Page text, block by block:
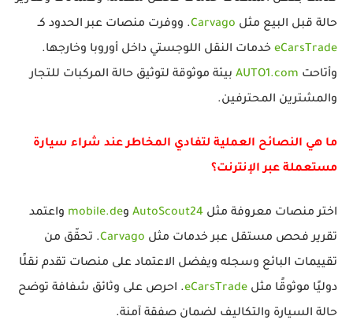
حالة قبل البيع مثل Carvago. ووفرت منصات عبر الحدود كـ
eCarsTrade خدمات النقل اللوجستي داخل أوروبا وخارجها.
وأتاحت AUTO1.com بيئة موثوقة لتوثيق حالة المركبات للتجار
والمشترين المحترفين.
ما هي النصائح العملية لتفادي المخاطر عند شراء سيارة
مستعملة عبر الإنترنت؟
اختر منصات معروفة مثل AutoScout24 وmobile.de واعتمد
تقرير فحص مستقل عبر خدمات مثل Carvago. تحقّق من
تقييمات البائع وسجله ويفضل الاعتماد على منصات تقدم نقلًا
دوليًا موثوقًا مثل eCarsTrade. احرص على وثائق شفافة توضح
حالة السيارة والتكاليف لضمان صفقة آمنة.